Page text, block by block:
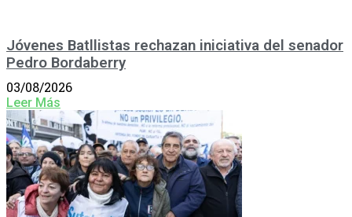
Jóvenes Batllistas rechazan iniciativa del senador
Pedro Bordaberry
03/08/2026
Leer Más